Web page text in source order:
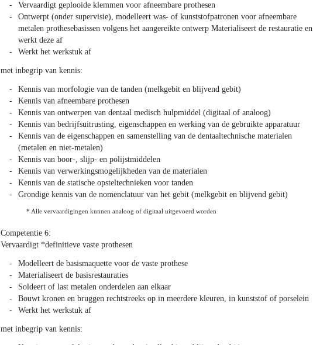
Vervaardigt geplooide klemmen voor afneembare prothesen
Ontwerpt (onder supervisie), modelleert was- of kunststofpatronen voor afneembare
metalen prothesebasissen volgens het aangereikte ontwerp Materialiseert de restauratie en
werkt deze af
Werkt het werkstuk af
met inbegrip van kennis:
Kennis van morfologie van de tanden (melkgebit en blijvend gebit)
Kennis van afneembare prothesen
Kennis van ontwerpen van dentaal medisch hulpmiddel (digitaal of analoog)
Kennis van bedrijfsuitrusting, eigenschappen en werking van de gebruikte apparatuur
Kennis van de eigenschappen en samenstelling van de dentaaltechnische materialen
(metalen en niet-metalen)
Kennis van boor-, slijp- en polijstmiddelen
Kennis van verwerkingsmogelijkheden van de materialen
Kennis van de statische opsteltechnieken voor tanden
Grondige kennis van de nomenclatuur van het gebit (melkgebit en blijvend gebit)
* Alle vervaardigingen kunnen analoog of digitaal uitgevoerd worden
Competentie 6:
Vervaardigt *definitieve vaste prothesen
Modelleert de basismaquette voor de vaste prothese
Materialiseert de basisrestauraties
Soldeert of last metalen onderdelen aan elkaar
Bouwt kronen en bruggen rechtstreeks op in meerdere kleuren, in kunststof of porselein
Werkt het werkstuk af
met inbegrip van kennis: